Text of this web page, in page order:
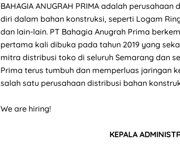
BAHAGIA ANUGRAH PRIMA adalah
diri dalam bahan konstruksi, seperti Logam
dan lain-lain. PT Bahagia Anugrah Prima
pertama kali dibuka pada tahun 2019 yang
mitra distribusi toko di seluruh Semarang dan
Prima terus tumbuh dan memperluas jaringan
salah satu perusahaan distribusi bahan
We are hiring!
KEPALA